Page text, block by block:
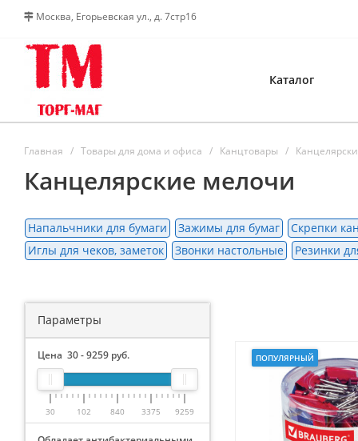
Москва, Егорьевская ул., д. 7стр16
Каталог
Главная Товары для дома и офиса Канцтовары
Канцелярские мелочи
Напальчники для бумаги Зажимы для бумаг Скрепки
Иглы для чеков, заметок
Звонки настольные Резинки
ПОПУЛЯРНЫЙ
Параметры
Цена 30-9259 руб.
30 102 840 3375 9259